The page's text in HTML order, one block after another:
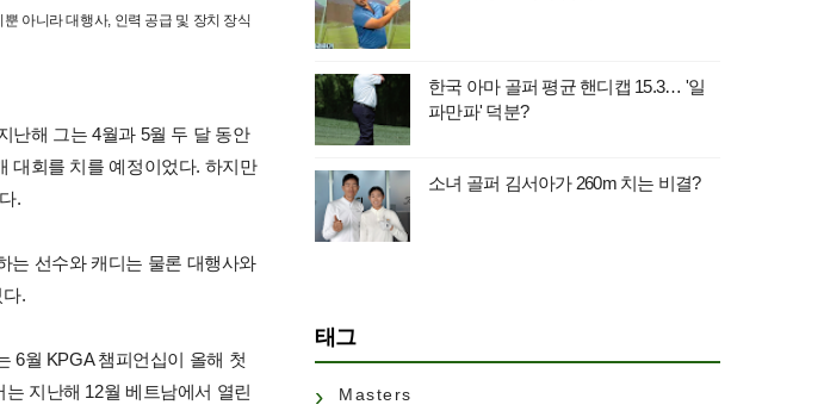
아니라 대행사, 인력 공급 및 장치 장식
난해 그는 4월과 5월 두 달 동안
대회를 치를 예정이었다. 하지만
.
는 선수와 캐디는 물론 대행사와
.
6월 KPGA 챔피언십이 올해 첫
지난해 12월 베트남에서 열린
한국 아마 골퍼 평균 핸디캡 15.3… '일
파만파' 덕분?
소녀 골퍼 김서아가 260m 치는 비결?
태그
Masters